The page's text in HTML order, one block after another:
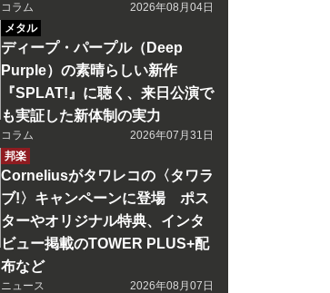
コラム
2026年08月04日
メタル
ディープ・パープル（Deep
Purple）の素晴らしい新作
『SPLAT!』に聴く、来日公演で
も実証した新体制の実力
コラム
2026年07月31日
邦楽
Corneliusがタワレコの〈タワラ
ブ!〉キャンペーンに登場 ポス
ターやオリジナル特典、インタ
ビュー掲載のTOWER PLUS+配
布など
ニュース
2026年08月07日